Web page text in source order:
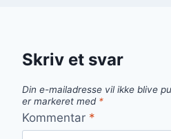
Skriv et svar
Din e-mailadresse vil ikke blive
er markeret med *
Kommentar *